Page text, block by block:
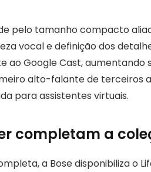
pelo tamanho compacto
vocal e definição dos
ao Google Cast, aumentando
alto-falante de terceiros
para assistentes virtuais.
completam a
a Bose disponibiliza o